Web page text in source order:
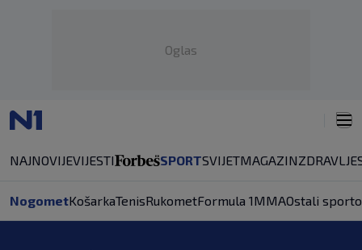
Oglas
NAJNOVIJEVIJESTI SPORTSVIJETMAGAZINZDRAVLJE
NogometKošarkaTenisRukometFormula 1MMAOstali